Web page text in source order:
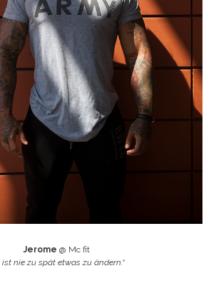
Jerome @ Mc fit
ist nie zu spät etwas zu ändern.“